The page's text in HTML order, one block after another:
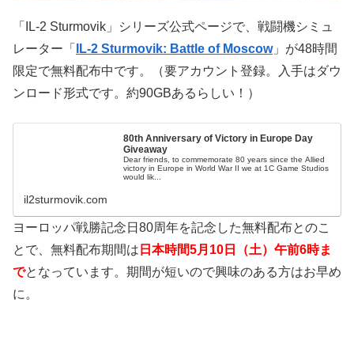
「IL-2 Sturmovik」シリーズ公式ページで、戦闘機シミュ
レーター「
IL-2 Sturmovik: Battle of Moscow」が48時間
限定で無料配布中です。（要アカウント登録。入手はダウ
ンロード形式です。約90GBあるらしい！）
80th Anniversary of Victory in Europe Day
Giveaway
Dear friends, to commemorate 80 years since the Allied
victory in Europe in World War II we at 1C Game Studios
would lik...
il2sturmovik.com
ヨーロッパ戦勝記念日80周年を記念した無料配布とのこ
とで、無料配布期間は 日本時間5月10日（土）午前6時ま
でとなっています。期間が短いので興味のある方はお早め
に。